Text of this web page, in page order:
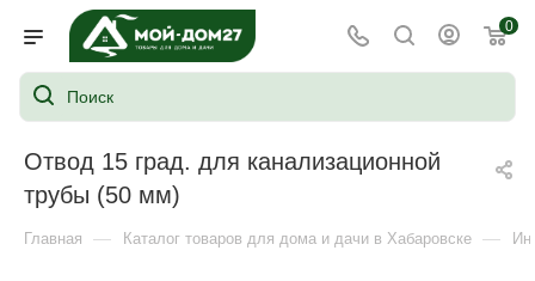
0
Отвод 15 град. для канализационной
трубы (50 мм)
Главная — Каталог товаров для дома и дачи в Хабаровске —